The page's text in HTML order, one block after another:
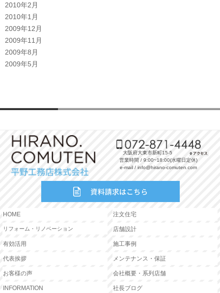
2010年2月
2010年1月
2009年12月
2009年11月
2009年8月
2009年5月
大阪府大東市新町15-5
営業時間 / 9:00~18:00(水曜日定休)
e-mail / info@hirano-comuten.com
HOME 注文住宅
リフォーム・リノベーション 店舗設計
有効活用 施工事例
代表挨拶 メンテナンス・保証
お客様の声 会社概要・系列店舗
INFORMATION 社長ブログ